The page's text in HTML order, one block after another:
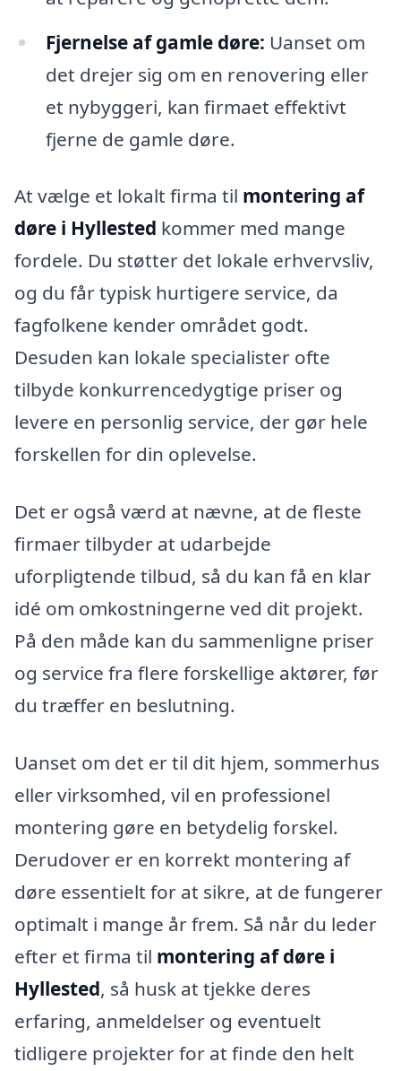
Fjernelse af gamle døre: Uanset om
det drejer sig om en renovering eller
et nybyggeri, kan firmaet effektivt
fjerne de gamle døre.
At vælge et lokalt firma til montering af
døre i Hyllested kommer med mange
fordele. Du støtter det lokale erhvervsliv,
og du får typisk hurtigere service, da
fagfolkene kender området godt.
Desuden kan lokale specialister ofte
tilbyde konkurrencedygtige priser og
levere en personlig service, der gør hele
forskellen for din oplevelse.
Det er også værd at nævne, at de fleste
firmaer tilbyder at udarbejde
uforpligtende tilbud, så du kan få en klar
idé om omkostningerne ved dit projekt.
På den måde kan du sammenligne priser
og service fra flere forskellige aktører, før
du træffer en beslutning.
Uanset om det er til dit hjem, sommerhus
eller virksomhed, vil en professionel
montering gøre en betydelig forskel.
Derudover er en korrekt montering af
døre essentielt for at sikre, at de fungerer
optimalt i mange år frem. Så når du leder
efter et firma til montering af døre i
Hyllested, så husk at tjekke deres
erfaring, anmeldelser og eventuelt
tidligere projekter for at finde den helt